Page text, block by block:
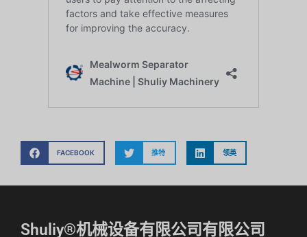
FACEBOOK 推特 领英
Shuliy®机械设备有限公司有限公司
Whatsapp